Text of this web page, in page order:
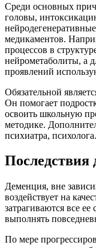
Среди основных
головы,
медикаментов.
процессов в
нейрометаболиты, а
проявлений
Обязательной
Он помогает
освоить школьную
методике.
психиатра, психолога.
Последствия
Деменция, вне
воздействует на
затрагиваются все
выполнять
По мере